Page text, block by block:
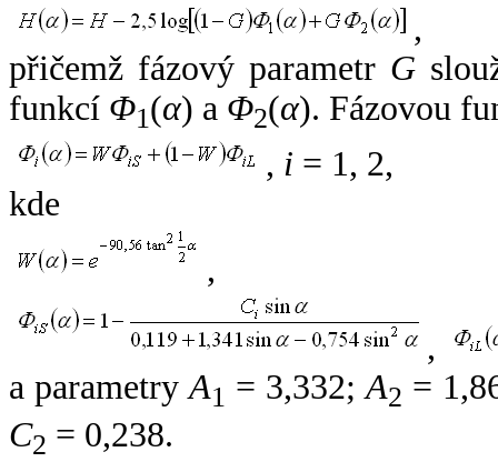
,
přičemž fázový parametr G
funkcí Φ1(α) a Φ2(α). Fázovou
, i = 1, 2,
kde
,
,
a parametryA1 = 3,332;A2 =
C2 = 0,238.